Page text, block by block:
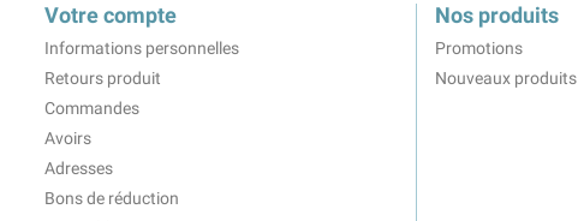
Votre compte
Informations personnelles
Retours produit
Commandes
Avoirs
Adresses
Bons de réduction
Nos produits
Promotions
Nouveaux produits